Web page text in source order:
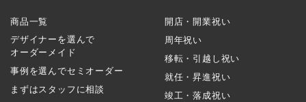
商品一覧
デザイナーを選んで
オーダーメイド
事例を選んでセミオーダー
まずはスタッフに相談
開店・開業祝い
周年祝い
移転・引越し祝い
就任・昇進祝い
竣工・落成祝い